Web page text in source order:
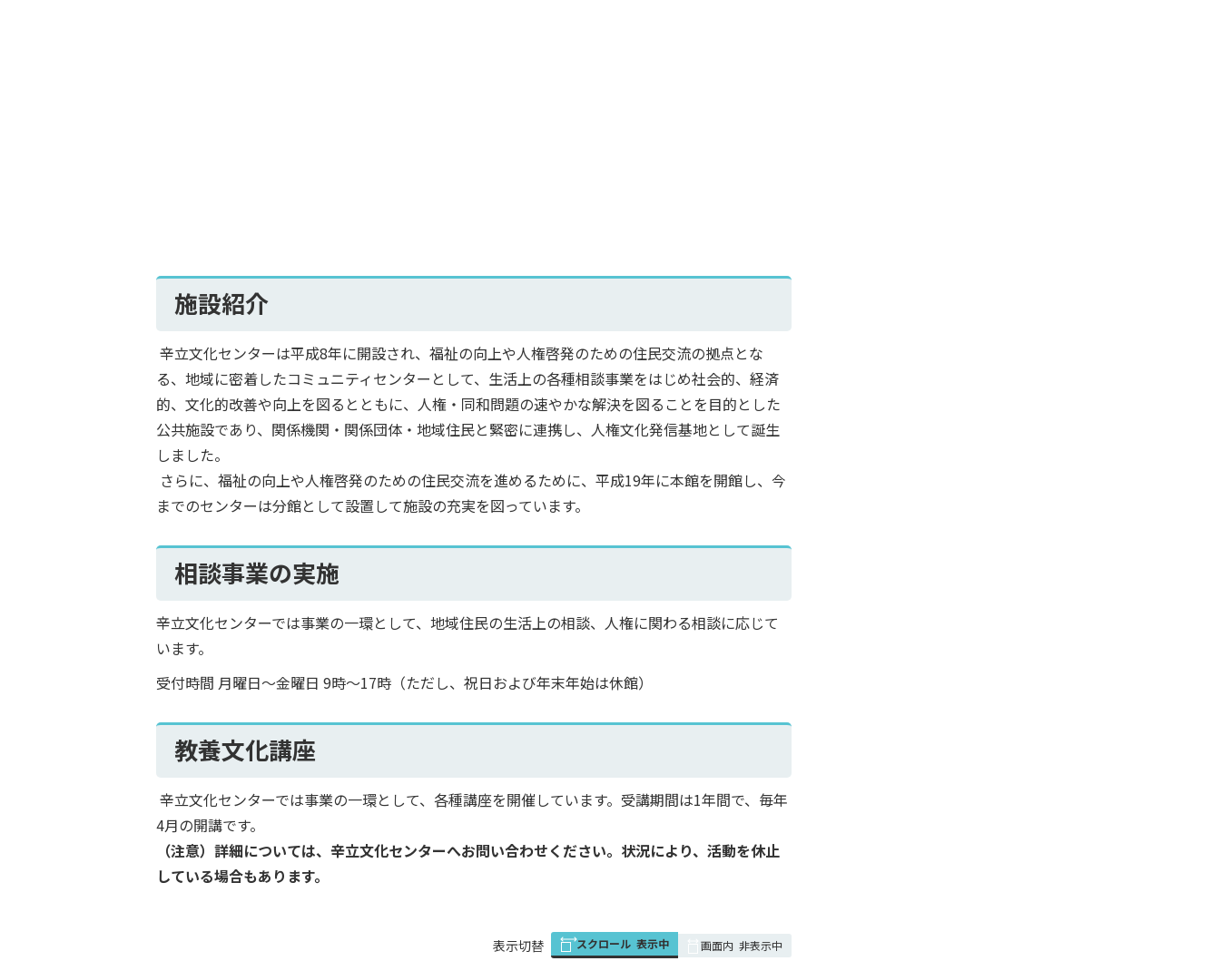
施設紹介
辛立文化センターは平成8年に開設され、福祉の向上や人権啓発のための住民交流の拠点とな
る、地域に密着したコミュニティセンターとして、生活上の各種相談事業をはじめ社会的、経済
的、文化的改善や向上を図るとともに、人権・同和問題の速やかな解決を図ることを目的とした
公共施設であり、関係機関・関係団体・地域住民と緊密に連携し、人権文化発信基地として誕生
しました。
さらに、福祉の向上や人権啓発のための住民交流を進めるために、平成19年に本館を開館し、今
までのセンターは分館として設置して施設の充実を図っています。
相談事業の実施
辛立文化センターでは事業の一環として、地域住民の生活上の相談、人権に関わる相談に応じて
います。
受付時間 月曜日～金曜日 9時～17時（ただし、祝日および年末年始は休館）
教養文化講座
辛立文化センターでは事業の一環として、各種講座を開催しています。受講期間は1年間で、毎年
4月の開講です。
（注意）詳細については、辛立文化センターへお問い合わせください。状況により、活動を休止
している場合もあります。
表
表示切替 スクロール 表示中 画面内 非表示中